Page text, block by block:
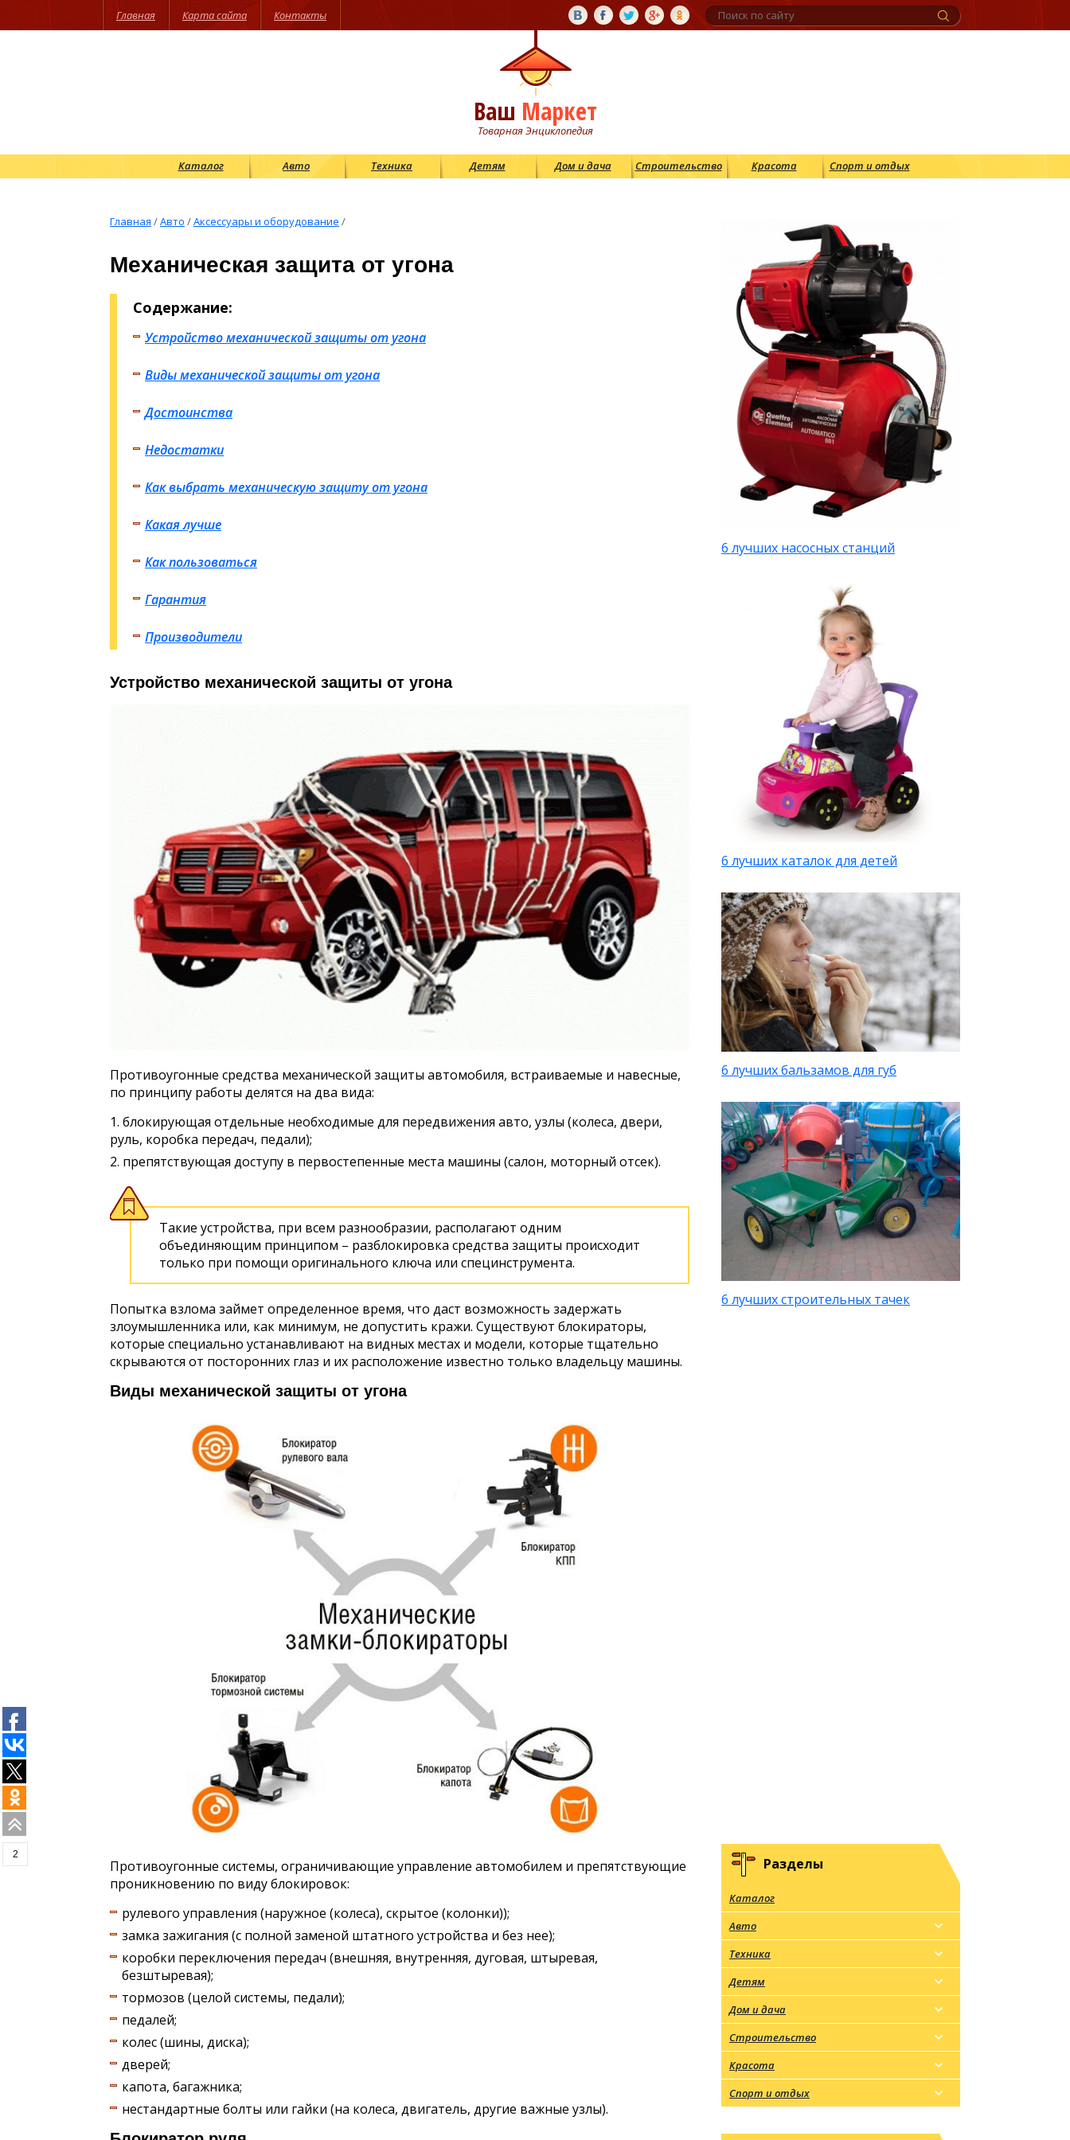
Главная Карта сайта Контакты
Ваш Маркет
Товарная Энциклопедия
Каталог Авто Техника Детям Дом и дача Строительство Красота Спорт и отдых
Главная /Авто /Аксессуары и оборудование /
Механическая защита от угона
Содержание:
Устройство механической защиты от угона
Виды механической защиты от угона
Достоинства
Недостатки
Как выбрать механическую защиту от угона
Какая лучше
Как пользоваться
Гарантия
Производители
Устройство механической защиты от угона
Противоугонные средства механической защиты автомобиля, встраиваемые и навесные,
по принципу работы делятся на два вида:
блокирующая отдельные необходимые для передвижения авто, узлы (колеса, двери,
руль, коробка передач, педали);
препятствующая доступу в первостепенные места машины (салон, моторный отсек).
Такие устройства, при всем разнообразии, располагают одним
объединяющим принципом – разблокировка средства защиты происходит
только при помощи оригинального ключа или специнструмента.
Попытка взлома займет определенное время, что даст возможность задержать
злоумышленника или, как минимум, не допустить кражи. Существуют блокираторы,
которые специально устанавливают на видных местах и модели, которые тщательно
скрываются от посторонних глаз и их расположение известно только владельцу машины.
Виды механической защиты от угона
Противоугонные системы, ограничивающие управление автомобилем и препятствующие
проникновению по виду блокировок:
рулевого управления (наружное (колеса), скрытое (колонки));
замка зажигания (с полной заменой штатного устройства и без нее);
коробки переключения передач (внешняя, внутренняя, дуговая, штыревая,
безштыревая);
тормозов (целой системы, педали);
педалей;
колес (шины, диска);
дверей;
капота, багажника;
нестандартные болты или гайки (на колеса, двигатель, другие важные узлы).
6 лучших насосных станций
6 лучших каталок для детей
6 лучших бальзамов для губ
6 лучших строительных тачек
Разделы
Каталог
Авто
Техника
Детям
Дом и дача
Строительство
Красота
Спорт и отдых
2